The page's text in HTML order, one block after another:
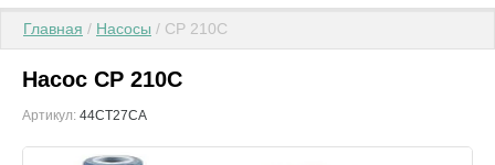
Главная / Насосы / CP 210C
Насос CP 210C
Артикул: 44CT27CA